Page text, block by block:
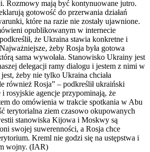
Rozmowy mają być kontynuowane jutro.
gotowość do przerwania działań
które na razie nie zostały ujawnione.
opublikowanym w internecie
że Ukraina stawia konkretne i
żeby Rosja była gotowa
sama wywołała. Stanowisko Ukrainy jest
delegacji ramy dialogu i jestem z nimi w
żeby nie tylko Ukraina chciała
również Rosja” – podkreślił ukraiński
rosyjskie agencje przypominają, że
do omówienia w trakcie spotkania w Abu
terytorialna ziem czasowo okupowanych
stanowiska Kijowa i Moskwy są
swojej suwerenności, a Rosja chce
Kreml nie godzi się na ustępstwa i
wojny. (IAR)